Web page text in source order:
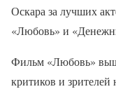
Оскара за лучших
«Любовь» и
Фильм «Любовь»
критиков и